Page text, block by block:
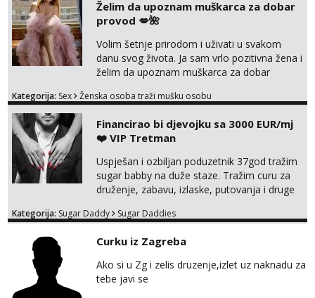
Biljana
Čekam tvoj poziv!
Tel: 064/677-677
- Kod: #132
tel:0,93€ - mob:1,12€ min
Čekam tvoj poziv!
tel:0,93€ - mob:1,12€ min
Čekam tvoj poziv!
Tel:064/677-677 - Kod: #108
Čekam tvoj poziv!
064/677-677 - Kod: #142
tel:0,93€ - mob:1,12€ min
Želim da upoznam muškarca za dobar
provod 💋🌺
Volim šetnje prirodom i uživati u svakom
danu svog života. Ja sam vrlo pozitivna žena i
želim da upoznam muškarca za dobar
na link ispod i nadji me tamo, cekam te!
Kategorija: Sex Ženska osoba traži mušku osobu
Financirao bi djevojku sa 3000 EUR/mj
❤️ VIP Tretman
Uspješan i ozbiljan poduzetnik 37god tražim
sugar babby na duže staze. Tražim curu za
druženje, zabavu, izlaske, putovanja i druge
otvorena, komunikativna, zgodna i atraktivna
markodalic37@gmail.com
Kategorija: Sugar Daddy Sugar Daddies
Curku iz Zagreba
Ako si u Zg i zelis druzenje,izlet uz naknadu za
tebe javi se